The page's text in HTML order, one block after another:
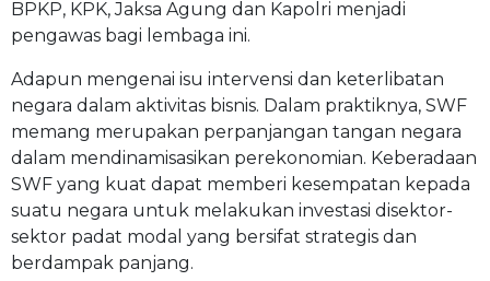
BPKP, KPK, Jaksa Agung dan Kapolri menjadi
pengawas bagi lembaga ini.
Adapun mengenai isu intervensi dan keterlibatan
negara dalam aktivitas bisnis. Dalam praktiknya, SWF
memang merupakan perpanjangan tangan negara
dalam mendinamisasikan perekonomian. Keberadaan
SWF yang kuat dapat memberi kesempatan kepada
suatu negara untuk melakukan investasi disektor-
sektor padat modal yang bersifat strategis dan
berdampak panjang.